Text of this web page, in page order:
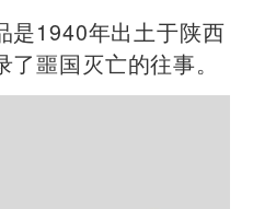
是1940年出土于陕西
噩国灭亡的往事。